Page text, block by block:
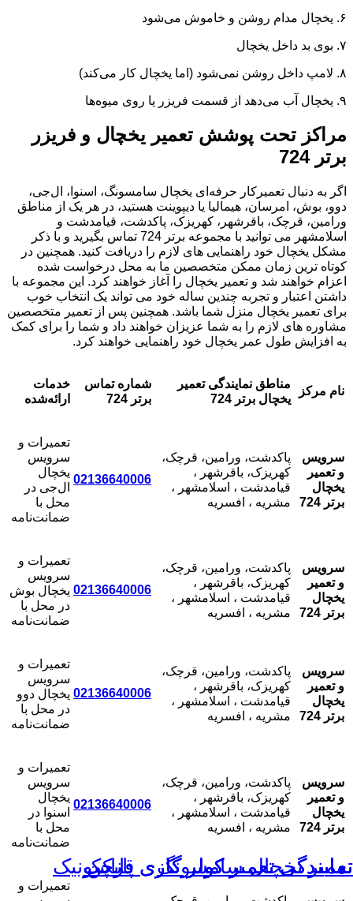
مراکز تحت پوشش تعمیر یخچال و فریزر
برتر 724
اگر به دنبال تعمیرکار حرفه‌ای یخچال سامسونگ، اسنوا، ال‌جی،
دوو، بوش، امرسان، هیمالیا یا دیپوینت هستید، در هر یک از مناطق
ورامین، قرچک، باقرشهر، کهریزک، پاکدشت، قیامدشت و
اسلامشهر می توانید با مجموعه برتر 724 تماس بگیرید و با ذکر
مشکل یخچال خود راهنمایی های لازم را دریافت کنید. همچنین در
کوتاه ترین زمان ممکن متخصصین ما به محل درخواست شده
اعزام خواهند شد و تعمیر یخچال را آغاز خواهند کرد. این مجموعه با
داشتن اعتبار و تجربه چندین ساله خود می تواند یک انتخاب خوب
برای تعمیر یخچال منزل شما باشد. همچنین پس از تعمیر متخصصین
مشاوره های لازم را به شما عزیزان خواهند داد و شما را برای کمک
به افزایش طول عمر یخچال خود راهنمایی خواهند کرد.
نام مرکز
مناطق نمایندگی تعمیر
یخچال برتر 724
شماره تماس
برتر 724
خدمات
ارائه‌شده
سرویس
و تعمیر
یخچال
برتر 724
پاکدشت، ورامین، قرچک،
کهریزک، باقرشهر ،
قیامدشت ، اسلامشهر ،
مشریه ، افسریه
02136640006
تعمیرات و
سرویس
یخچال
ال‌جی در
محل با
ضمانت‌نامه
سرویس
و تعمیر
یخچال
برتر 724
پاکدشت، ورامین، قرچک،
کهریزک، باقرشهر ،
قیامدشت ، اسلامشهر ،
مشریه ، افسریه
02136640006
تعمیرات و
سرویس
یخچال بوش
در محل با
ضمانت‌نامه
سرویس
و تعمیر
یخچال
برتر 724
پاکدشت، ورامین، قرچک،
کهریزک، باقرشهر ،
قیامدشت ، اسلامشهر ،
مشریه ، افسریه
02136640006
تعمیرات و
سرویس
یخچال دوو
در محل با
ضمانت‌نامه
سرویس
و تعمیر
یخچال
برتر 724
پاکدشت، ورامین، قرچک،
کهریزک، باقرشهر ،
قیامدشت ، اسلامشهر ،
مشریه ، افسریه
02136640006
تعمیرات و
سرویس
یخچال
اسنوا در
محل با
ضمانت‌نامه
تعمیرات و
یخچال سامسونگ
تعمیر کولر گازی دایکن
تعمیر کولر گازی پاناسونیک
تعمیر کولر گازی قرچک